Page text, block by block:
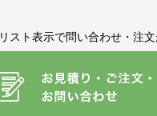
リスト表示で問い合わせ・注文